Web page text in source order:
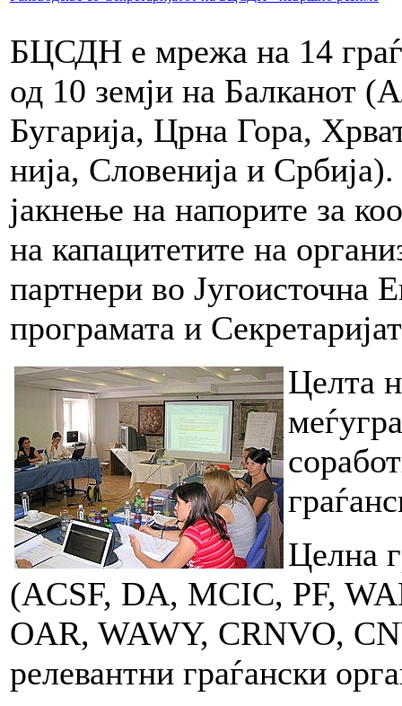
БЦСДН е мрежа на 14
од 10 земји на Балканот
Бугарија, Црна Гора,
нија, Словенија и
јакнење на напорите за
на капацитетите на
партнери во
програмата и
Целта
Целна
(ACSF, DA, MCIC, PF,
OAR, WAWY, CRNVO,
релевантни граѓански